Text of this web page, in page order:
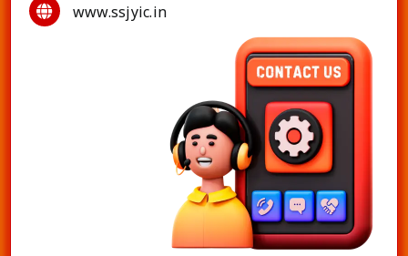
www.ssjyic.in